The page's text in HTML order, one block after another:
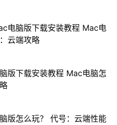
电脑版下载安装教程 Mac电
云端攻略
版下载安装教程 Mac电脑怎
版怎么玩？ 代号：云端性能